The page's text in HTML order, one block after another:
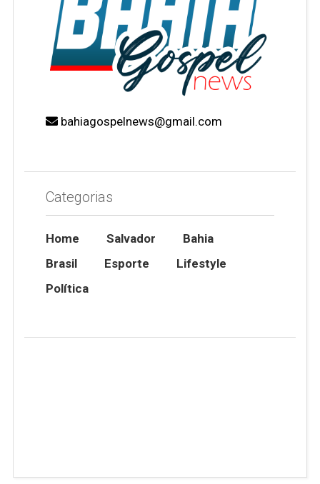
bahiagospelnews@gmail.com
Categorias
Home Salvador
Bahia
Brasil
Esporte
Lifestyle
Política